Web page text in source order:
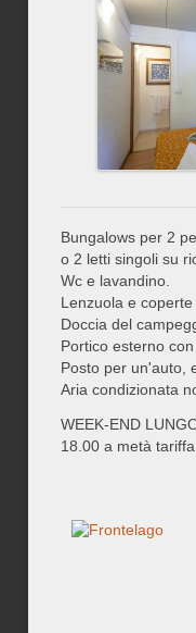
Bungalows per 2
o 2 letti singoli su
Wc e lavandino.
Lenzuola e coperte
Doccia del
Portico esterno
Posto per un'auto,
Aria condizionata
WEEK-END
18.00 a metà